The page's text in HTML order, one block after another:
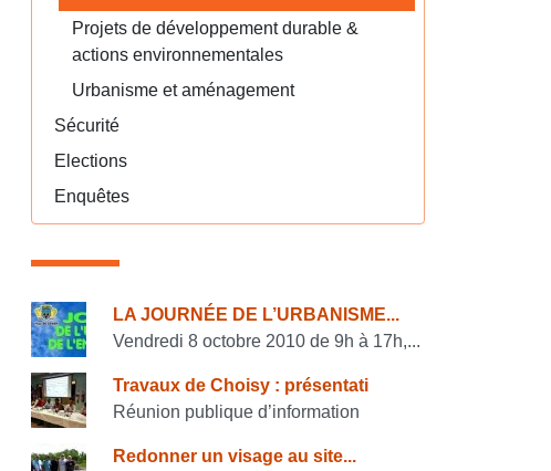
Projets de développement durable &
actions environnementales
Urbanisme et aménagement
Sécurité
Elections
Enquêtes
Consulter également
LA JOURNÉE DE L’URBANISME...
Vendredi 8 octobre 2010 de 9h à 17h,...
Travaux de Choisy : présentati
Réunion publique d’information
Redonner un visage au site...